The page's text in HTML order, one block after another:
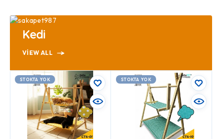
Kedi
VIEW ALL
STOKTA YOK STOKTA YOK